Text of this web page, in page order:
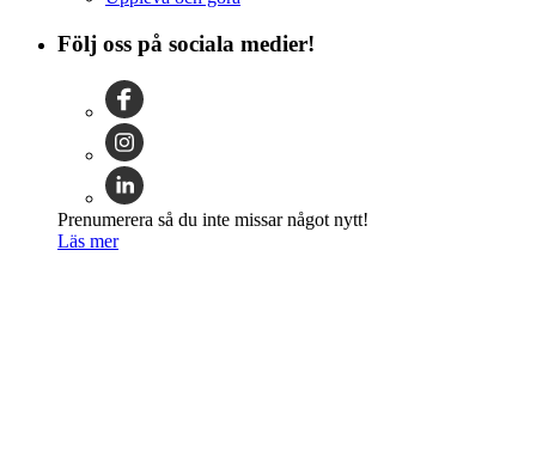
Följ oss på sociala medier!
Prenumerera så du inte missar något nytt!
Läs mer